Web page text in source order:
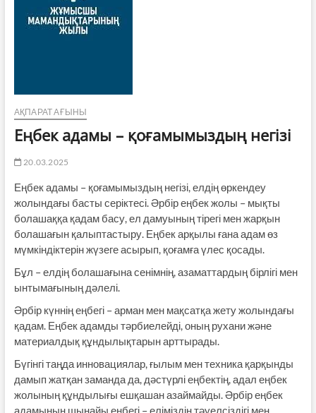
АҚПАРАТ АҒЫНЫ
Еңбек адамы – қоғамымыздың негізі
20.03.2025
Еңбек адамы – қоғамымыздың негізі, елдің өркендеу
жолындағы басты серіктесі. Әрбір еңбек жолы – мықты
болашаққа қадам басу, ел дамуының тірегі мен жарқын
болашағын қалыптастыру. Еңбек арқылы ғана адам өз
мүмкіндіктерін жүзеге асырып, қоғамға үлес қосады.
Бұл – елдің болашағына сенімнің, азаматтардың бірлігі мен
ынтымағының дәлелі.
Әрбір күннің еңбегі – арман мен мақсатқа жету жолындағы
қадам. Еңбек адамды тәрбиелейді, оның рухани және
материалдық құндылықтарын арттырады.
Бүгінгі таңда инновациялар, ғылым мен техника қарқынды
дамып жатқан заманда да, дәстүрлі еңбектің, адал еңбек
жолының құндылығы ешқашан азаймайды. Әрбір еңбек
адамының шынайы еңбегі – еліміздің тәуелсіздігі мен